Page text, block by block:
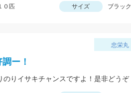
０匹 サイズ ブラッ
忠栄丸
ー！
りイサキチャンスですよ！是非どうぞ